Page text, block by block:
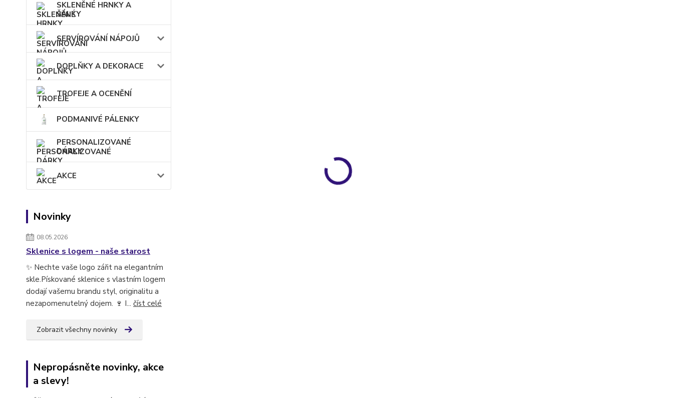
SKLENĚNÉ HRNKY A
ŠÁLKY
SERVÍROVÁNÍ NÁPOJŮ
DOPLŇKY A DEKORACE
TROFEJE A OCENĚNÍ
PODMANIVÉ PÁLENKY
PERSONALIZOVANÉ
DÁRKY
AKCE
Novinky
08.05.2026
Sklenice s logem - naše starost
✨ Nechte vaše logo zářit na elegantním
skle.Pískované sklenice s vlastním logem
dodají vašemu brandu styl, originalitu a
nezapomenutelný dojem. 🍷 I... číst celé
Zobrazit všechny novinky
Nepropásněte novinky, akce
a slevy!